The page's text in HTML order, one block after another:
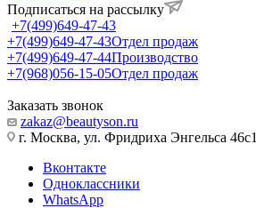
Подписаться на рассылку
+7(499)649-47-43
+7(499)649-47-43Отдел продаж
+7(499)649-47-44Производство
+7(968)056-15-05Отдел продаж
Заказать звонок
zakaz@beautyson.ru
г. Москва, ул. Фридриха Энгельса 46с1
Вконтакте
Одноклассники
WhatsApp